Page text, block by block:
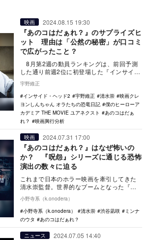
映画 2024.08.15 19:30
『あのコはだぁれ？』のサプライズヒ
ット 理由は「公然の秘密」が口コミ
で広がったこと？
8月第2週の動員ランキングは、前回予測
した通り前週2位に初登場した『インサイ
ド・ヘッド2』が、前週1位の『僕のヒーロ
ーアカ…
宇野維正
インサイド・ヘッド2
宇野維正 清水崇
映画クレ
ヨンしんちゃん オラたちの恐竜日記
僕のヒーローア
カデミア THE MOVIE ユアネクスト
あのコはだぁ
れ？
映画興行分析
映画 2024.07.31 17:00
『あのコはだぁれ？』はなぜ怖いの
か？ 『呪怨』シリーズに通じる恐怖
演出の数々に迫る
これまで日本のホラー映画を牽引してきた
清水崇監督。世界的なブームとなった『呪
怨』シリーズはもとより、数多くのホラー
作品を手がけ、…
小野寺系（k.onodera）
小野寺系（k.onodera）
清水崇 渋谷凪咲
ミンナ
のウタ
あのコはだぁれ？
ニュース 2024.07.05 14:40